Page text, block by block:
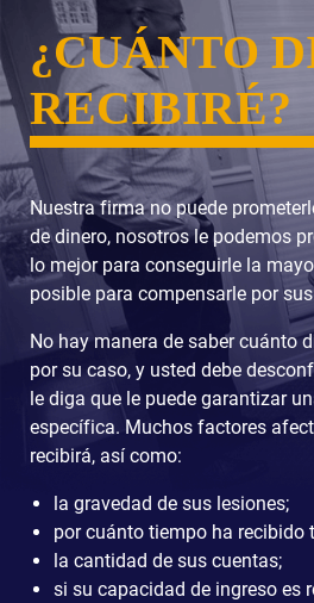
¿CUÁNTO
RECIBIRÉ?
Nuestra firma no puede
de dinero, nosotros le podemos
lo mejor para conseguirle la
posible para compensarle por
No hay manera de saber cuánto
por su caso, y usted debe
le diga que le puede garantizar
específica. Muchos factores
recibirá, así como:
la gravedad de sus lesiones;
por cuánto tiempo ha recibido
la cantidad de sus cuentas;
si su capacidad de ingreso es